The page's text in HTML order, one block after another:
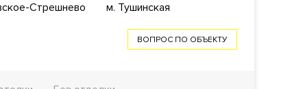
Стрешнево м. Тушинская
ВОПРОС ПО ОБЪЕКТУ